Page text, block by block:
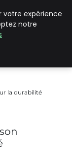
la durabilité
votre expérience
notre